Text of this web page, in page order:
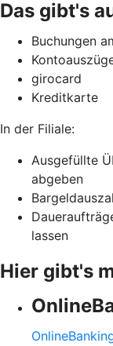
Das gibt's
Buchungen
girocard
Kreditkarte
In der Filiale:
Ausgefüllte
abgeben
lassen
Hier gibt's